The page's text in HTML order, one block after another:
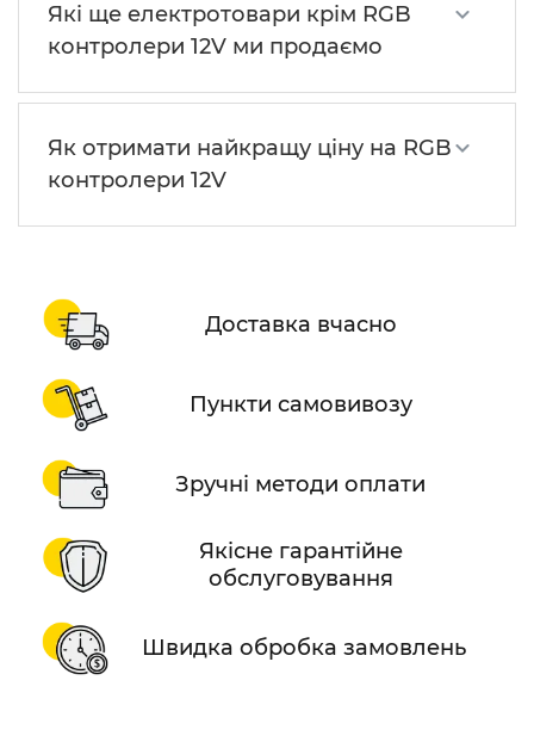
Які ще електротовари крім RGB
контролери 12V ми продаємо
Як отримати найкращу ціну на RGB
контролери 12V
Доставка вчасно
Пункти самовивозу
Зручні методи оплати
Якісне гарантійне
обслуговування
Швидка обробка замовлень